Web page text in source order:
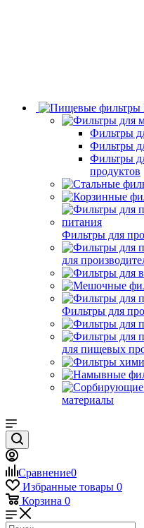
Фильтры
Фильтры
Фильтры
продуктов
Фильтры для
для
Фильтры для
для пищевых
материалы
Сравнение0
Избранные товары 0
Корзина 0